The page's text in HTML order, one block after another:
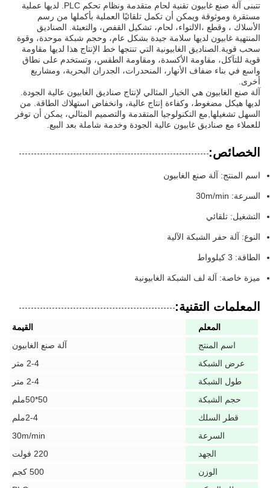
تتبنى آلة صنع غابيون تقنية لحام متقدمة ونظام تحكم PLC. لديها عملية
مستقرة وموثوقة ويمكن أن تكمل تلقائيًا العملية بأكملها من رسم
الأسلاك ، وقطع ،الالتواء، لحام، تشكيل القفص، والتعبئة. الصناديق
المنتهية غابيون لديها سلامة جيدة بشكل عام، وحجم شبكة موحدة، وقوة
سحب قوية.الصناديق الغابيونية التي تنتجها خط الإنتاج هذا لديها مقاومة
قوية للتآكل، مقاومة الأكسدة، ومقاومة الطقس، وتستخدم على نطاق
واسع في بناء ضفاف الأنهار، المنحدرات، الجدران البحرية، ومشاريع
أخرى.
آلة صنع الغابيون هي الخيار المثالي لإنتاج صناديق الغابيون عالية الجودة.
لديها هيكل مضغوط، وكفاءة إنتاج عالية، وانخفاض استهلاك الطاقة. من
السهل تشغيلها,مع التكنولوجيا المتقدمة والتصميم المثالي، يمكن أن توفر
للعملاء مع صناديق غابيون عالية الجودة وخدمة شاملة بعد البيع.
الخصائص:
اسم المنتج: آلة صنع الغابيون
السرعة: 30m/min
التشغيل: تلقائي
النوع: آلة حفر الشبكة الآلية
الطاقة: 3 كيلوواط
ميزة خاصة: آلة لف الشبكة الغابيونية
المعلمات التقنية:
المعلم
القيمة
اسم المنتج
آلة صنع الغابيون
عرض الشبكة
2-4 متر
طول الشبكة
2-4 متر
حجم الشبكة
50*50ملم
قطر السلك
2-4ملم
السرعة
30m/min
الجهد
220 فولت
الوزن
500 كجم